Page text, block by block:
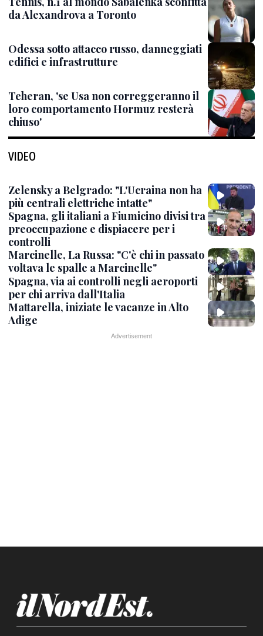
da Alexandrova a Toronto
Odessa sotto attacco russo, danneggiati
edifici e infrastrutture
Teheran, 'se Usa non correggeranno il
loro comportamento Hormuz resterà
chiuso'
VIDEO
Zelensky a Belgrado: "L'Ucraina non ha
più centrali elettriche intatte"
Spagna, gli italiani a Fiumicino divisi tra
preoccupazione e dispiacere per i
controlli
Marcinelle, La Russa: "C'è chi in passato
voltava le spalle a Marcinelle"
Spagna, via ai controlli negli aeroporti
per chi arriva dall'Italia
Mattarella, iniziate le vacanze in Alto
Adige